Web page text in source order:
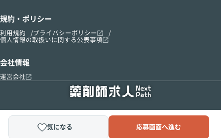
気になる 応募画面へ進む
規約・ポリシー
利用規約
プライバシーポリシー
個人情報の取扱いに関する公表事項
会社情報
運営会社